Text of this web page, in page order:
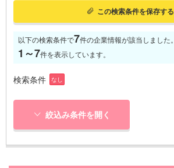
この検索条件を保存する
以下の検索条件で7件の企業情報が該当しました。
1～7件を表示しています。
検索条件 なし
絞込み条件を開く